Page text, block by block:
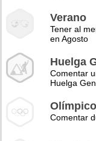
Verano
Tener al
en Agosto
Huelga
Comentar
Huelga
Olímpico
Comentar